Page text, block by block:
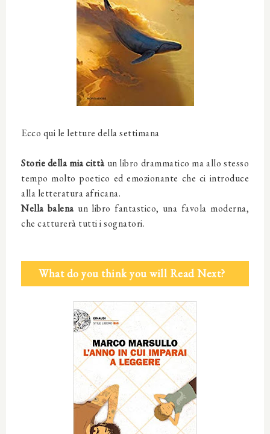
Ecco qui le letture della settimana
Storie della mia città un libro drammatico ma allo stesso
tempo molto poetico ed emozionante che ci introduce
alla letteratura africana.
Nella balena un libro fantastico, una favola moderna,
che catturerà tutti i sognatori.
What do you think you will Read Next?